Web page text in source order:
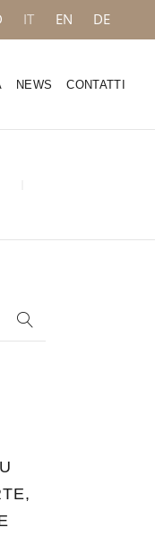
IT EN DE
NEWS CONTATTI